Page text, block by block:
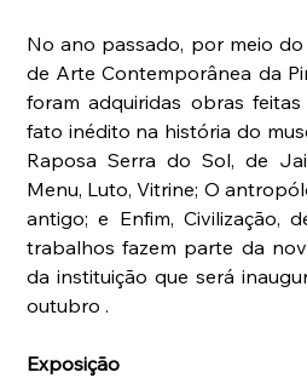
No ano passado, por meio
de Arte Contemporânea da
foram adquiridas obras
fato inédito na história do
Raposa Serra do Sol, de
Menu, Luto, Vitrine; O
antigo; e Enfim, Civilização,
trabalhos fazem parte da
da instituição que será
outubro .
Exposição